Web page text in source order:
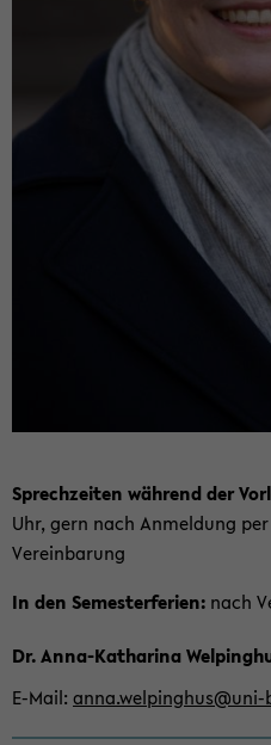
Sprech­zei­ten wäh­rend der
Uhr, gern nach An­mel­dung
Ver­ein­ba­rung
In den Se­mes­ter­fe­ri­en: nach
Dr. Anna-​Katharina
E-​Mail